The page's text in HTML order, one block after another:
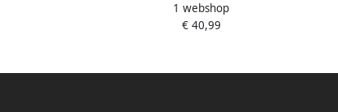
1 webshop
€ 40,99